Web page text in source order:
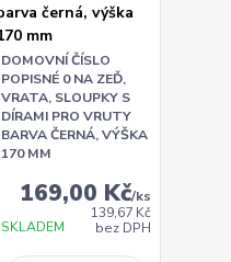
DOMOVNÍ ČÍSLO
POPISNÉ 0 NA ZEĎ,
VRATA, SLOUPKY S
DÍRAMI PRO VRUTY
BARVA ČERNÁ, VÝŠKA
170 MM
169,00 Kč/ks
139,67 Kč
bez DPH
SKLADEM